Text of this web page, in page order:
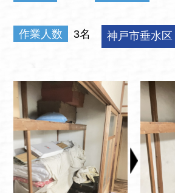
作業人数 3名 神戸市垂水区